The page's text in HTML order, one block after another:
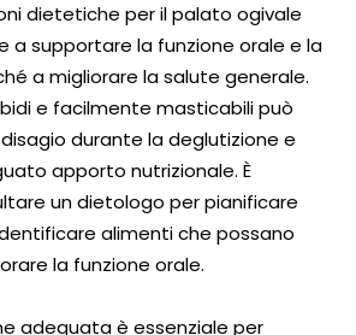
dietetiche per il palato ogivale
a supportare la funzione orale e la
a migliorare la salute generale.
e facilmente masticabili può
durante la deglutizione e
apporto nutrizionale. È
un dietologo per pianificare
alimenti che possano
la funzione orale.
adeguata è essenziale per